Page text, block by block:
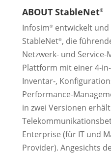
ABOUT StableNet®
Infosim®entwickelt
StableNet®, die
Netzwerk- und Service-
Plattform mit einer 4-
Inventar-,
Performance-
in zwei Versionen
Enterprise (für IT und
Provider). Angesichts